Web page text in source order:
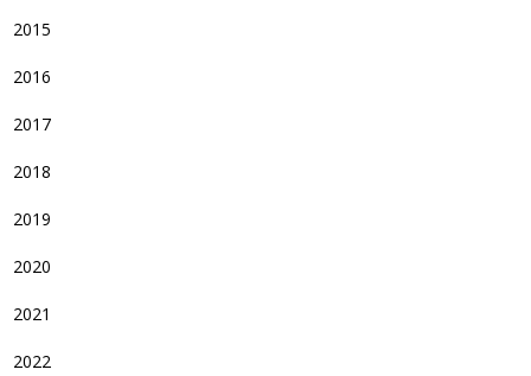
2015
2016
2017
2018
2019
2020
2021
2022